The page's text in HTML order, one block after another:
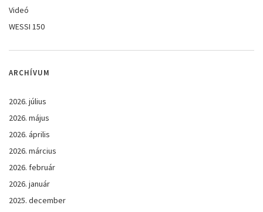
Videó
WESSI 150
ARCHÍVUM
2026. július
2026. május
2026. április
2026. március
2026. február
2026. január
2025. december